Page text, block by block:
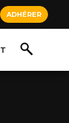
ADHÉRER